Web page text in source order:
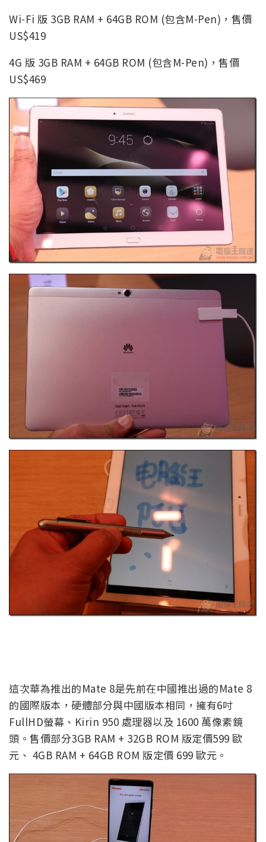
Wi-Fi 版 3GB RAM + 64GB ROM (包含M-Pen)，售價
US$419
4G 版 3GB RAM + 64GB ROM (包含M-Pen)，售價
US$469
這次華為推出的Mate 8是先前在中國推出過的Mate 8
的國際版本，硬體部分與中國版本相同，擁有6吋
FullHD螢幕、Kirin 950 處理器以及 1600 萬像素鏡
頭。售價部分3GB RAM + 32GB ROM 版定價599 歐
元、 4GB RAM + 64GB ROM 版定價 699 歐元。